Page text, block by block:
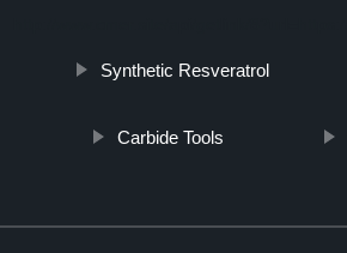
Synthetic Resveratrol
Carbide Tools